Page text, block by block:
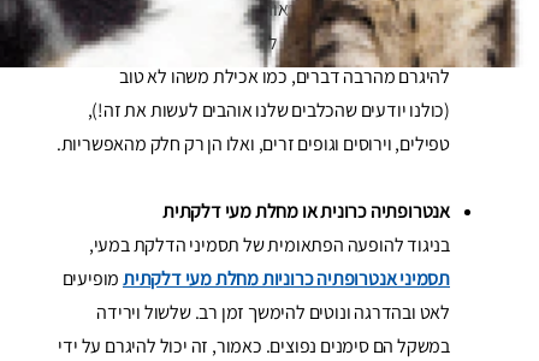
הדלקת כוללת לרוב הקאות ושלשולים שמתחילים באופן
פתאומי אך היא גם יכולה לכלול שלשולים בלבד. זה יכול
להיגרם מהרבה דברים, כמו אכילת משהו לא טוב
(כולנו יודעים שהכלבים שלנו אוהבים לעשות את זה!),
טפילים, וירוסים וגופים זרים, ואלו הן רק חלק מהאפשריות.
אנטרופתיה כרונית או מחלת מעי דלקתית
בניגוד להופעה הפתאומית של תסמיני הדלקת במעי,
תסמיני אנטרופתיה כרוניות מחלת מעי דלקתיתמופיעים
לאט ובהדרגה ונוטים להימשך זמן רב. שלשול וירידה
במשקל הם סימנים נפוצים. כאמור, זה יכול להיגרם על ידי